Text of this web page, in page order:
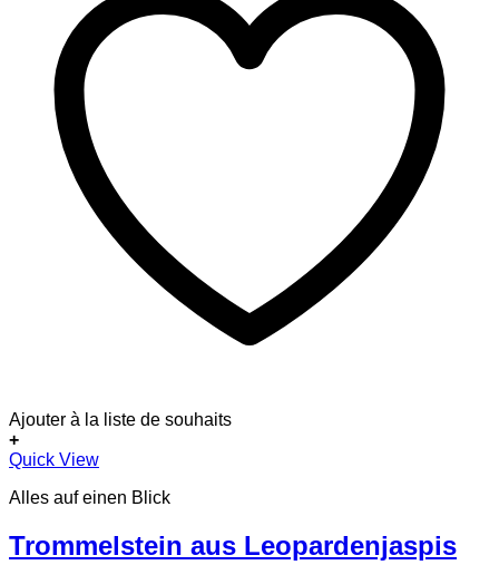
Ajouter à la liste de souhaits
+
Quick View
Alles auf einen Blick
Trommelstein aus Leopardenjaspis